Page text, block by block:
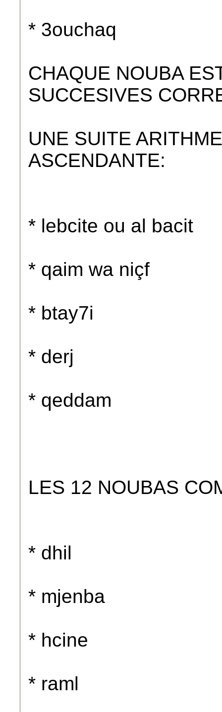
* 3ouchaq
CHAQUE NOUBA
SUCCESIVES
UNE SUITE
ASCENDANTE:
* lebcite ou al bacit
* qaim wa niçf
* btay7i
* derj
* qeddam
LES 12 NOUBAS
* dhil
* mjenba
* hcine
* raml